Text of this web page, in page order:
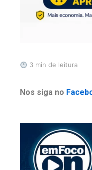
3 min de leitura
Nos siga no